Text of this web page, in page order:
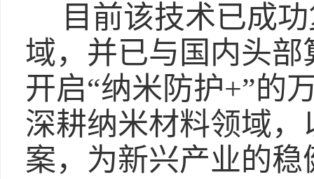
目前该技术已成
域，并已与国内头
开启“纳米防护+”的
深耕纳米材料领域
案，为新兴产业的